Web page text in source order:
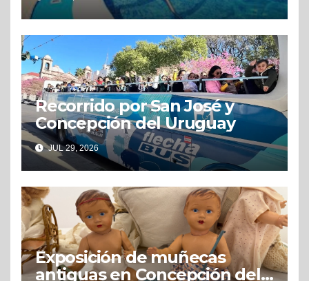
Recorrido por San José y
Concepción del Uruguay
JUL 29, 2026
Exposición de muñecas
antiguas en Concepción del